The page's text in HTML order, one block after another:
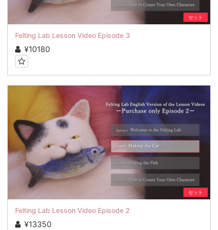
セット
Felting Lab Lesson Video Episode 3
¥10180
セット
Felting Lab Lesson Video Episode 2
¥13350